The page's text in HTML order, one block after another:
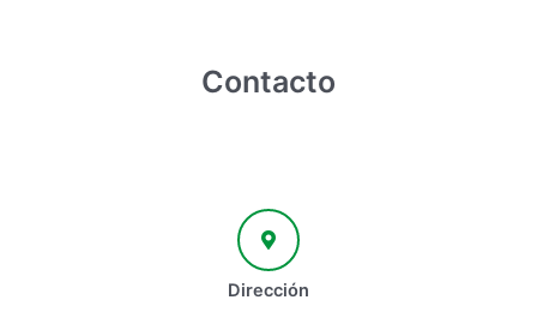
Contacto
Dirección